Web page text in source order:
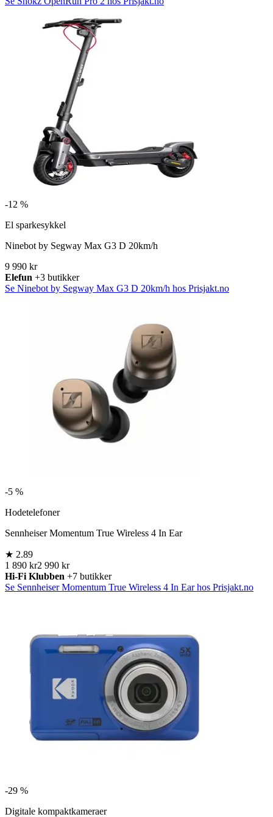
-12 %
El sparkesykkel
Ninebot by Segway Max G3 D 20km/h
9 990 kr
Elefun +3 butikker
Se Ninebot by Segway Max G3 D 20km/h hos Prisjakt.no
-5 %
Hodetelefoner
Sennheiser Momentum True Wireless 4 In Ear
★ 2.89
1 890 kr2 990 kr
Hi-Fi Klubben +7 butikker
Se Sennheiser Momentum True Wireless 4 In Ear hos Prisjakt.no
-29 %
Digitale kompaktkameraer